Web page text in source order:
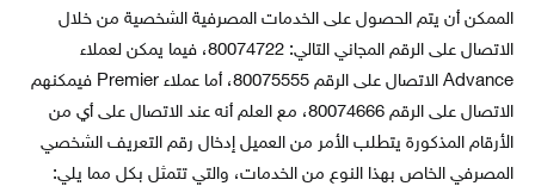
الممكن أن يتم الحصول على الخدمات المصرفية الشخصية من خلال
الاتصال على الرقم المجاني التالي: 80074722، فيما يمكن لعملاء
Advance الاتصال على الرقم 80075555، أما عملاء Premier فيمكنهم
الاتصال على الرقم 80074666، مع العلم أنه عند الاتصال على أي من
الأرقام المذكورة يتطلب الأمر من العميل إدخال رقم التعريف الشخصي
المصرفي الخاص بهذا النوع من الخدمات، والتي تتمثل بكل مما يلي: